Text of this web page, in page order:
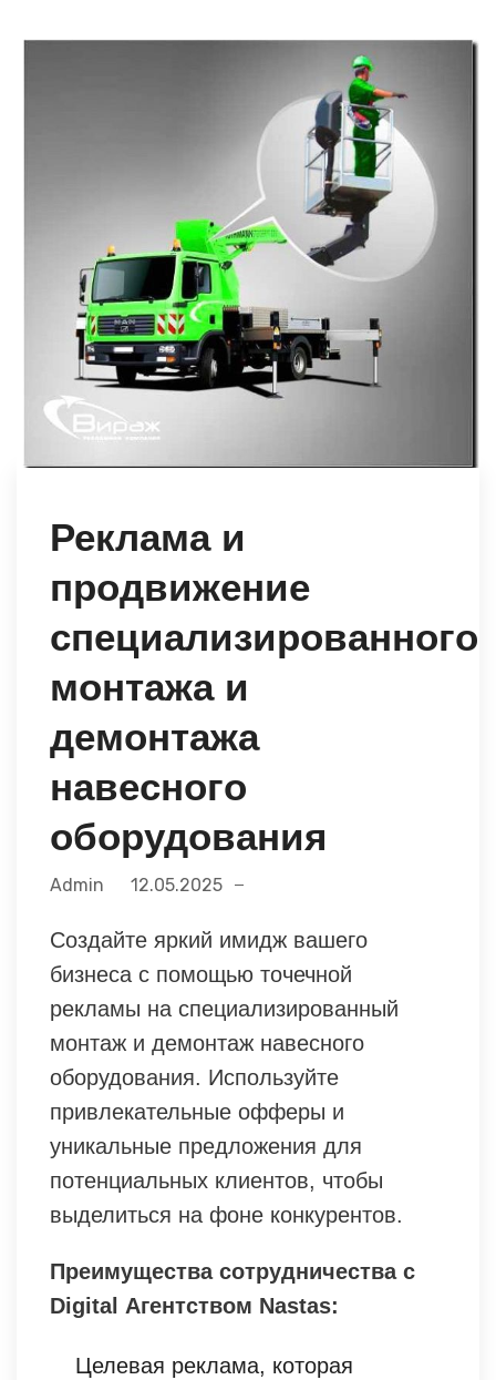
Реклама и
продвижение
специализированного
монтажа и
демонтажа
навесного
оборудования
Admin 12.05.2025
Создайте яркий имидж вашего
бизнеса с помощью точечной
рекламы на специализированный
монтаж и демонтаж навесного
оборудования. Используйте
привлекательные офферы и
уникальные предложения для
потенциальных клиентов, чтобы
выделиться на фоне конкурентов.
Преимущества сотрудничества с
Digital Агентством Nastas:
Целевая реклама, которая